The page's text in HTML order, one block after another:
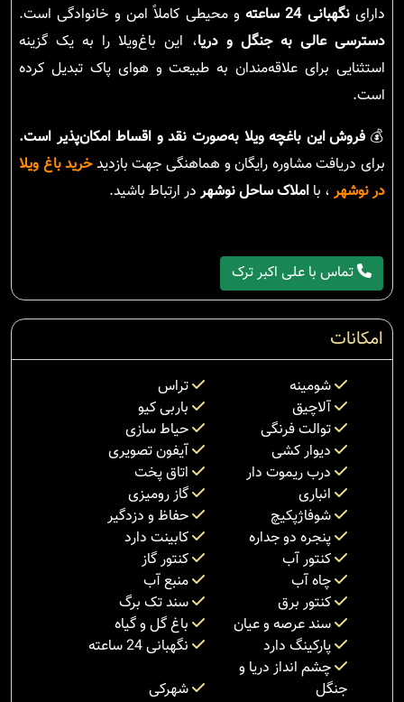
داراینگهبانی 24 ساعته
و محیطی کاملاً امن و خانوادگی است.
دسترسی عالی به جنگل و دریا، این باغ‌ویلا را به یک گزینه
استثنایی برای علاقه‌مندان به طبیعت و هوای پاک تبدیل کرده
است.
💰فروش این باغچه ویلا به‌صورت نقد و اقساط امکان‌پذیر است.
برای دریافت مشاوره رایگان و هماهنگی جهت بازدیدخرید باغ ویلا
در نوشهر ، با املاک ساحل نوشهر در ارتباط باشید.
تماس با علی اکبر ترک
امکانات
شومینه
تراس
آلاچیق
باربی کیو
توالت فرنگی
حیاط سازی
دیوار کشی
آیفون تصویری
درب ریموت دار
اتاق پخت
انباری
گاز رومیزی
شوفاژپکیچ
حفاظ و دزدگیر
پنجره دو جداره
کابینت دارد
کنتور آب
کنتور گاز
چاه آب
منبع آب
کنتور برق
سند تک برگ
سند عرصه و عیان
باغ گل و گیاه
پارکینگ دارد
نگهبانی 24 ساعته
چشم انداز دریا و
جنگل
شهرکی